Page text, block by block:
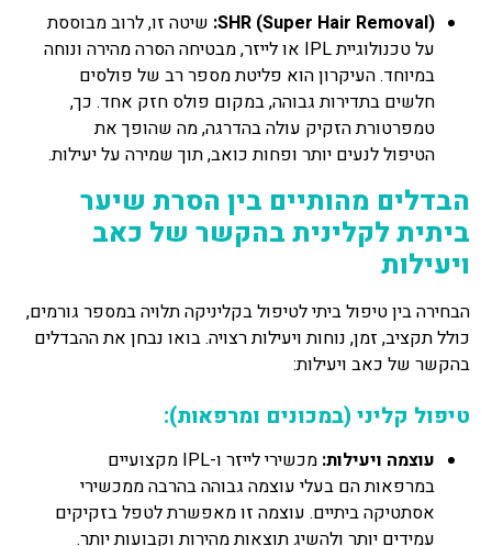
SHR (Super Hair Removal): שיטה זו, לרוב מבוססת
על טכנולוגיית IPL או לייזר, מבטיחה הסרה מהירה ונוחה
במיוחד. העיקרון הוא פליטת מספר רב של פולסים
חלשים בתדירות גבוהה, במקום פולס חזק אחד. כך,
טמפרטורת הזקיק עולה בהדרגה, מה שהופך את
הטיפול לנעים יותר ופחות כואב, תוך שמירה על יעילות.
הבדלים מהותיים בין הסרת שיער
ביתית לקלינית בהקשר של כאב
ויעילות
הבחירה בין טיפול ביתי לטיפול בקליניקה תלויה במספר גורמים,
כולל תקציב, זמן, נוחות ויעילות רצויה. בואו נבחן את ההבדלים
בהקשר של כאב ויעילות:
טיפול קליני (במכונים ומרפאות):
עוצמה ויעילות:
מכשירי לייזר ו-IPL מקצועיים
במרפאות הם בעלי עוצמה גבוהה בהרבה ממכשירי
אסתטיקה ביתיים. עוצמה זו מאפשרת לטפל בזקיקים
עמידים יותר ולהשיג תוצאות מהירות וקבועות יותר.